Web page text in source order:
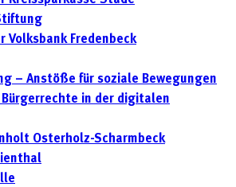
Volksbank Fredenbeck
– Anstöße für soziale Bewegungen
in der digitalen
Osterholz-Scharmbeck